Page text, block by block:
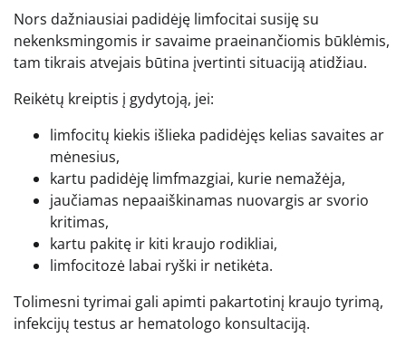
Nors dažniausiai padidėję limfocitai susiję su
nekenksmingomis ir savaime praeinančiomis būklėmis,
tam tikrais atvejais būtina įvertinti situaciją atidžiau.
Reikėtų kreiptis į gydytoją, jei:
limfocitų kiekis išlieka padidėjęs kelias savaites ar
mėnesius,
kartu padidėję limfmazgiai, kurie nemažėja,
jaučiamas nepaaiškinamas nuovargis ar svorio
kritimas,
kartu pakitę ir kiti kraujo rodikliai,
limfocitozė labai ryški ir netikėta.
Tolimesni tyrimai gali apimti pakartotinį kraujo tyrimą,
infekcijų testus ar hematologo konsultaciją.